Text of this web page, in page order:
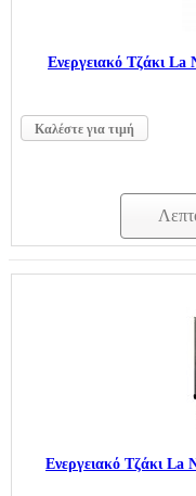
Ενεργειακό Τζάκι
Καλέστε για τιμή
Ενεργειακό Τζάκι La